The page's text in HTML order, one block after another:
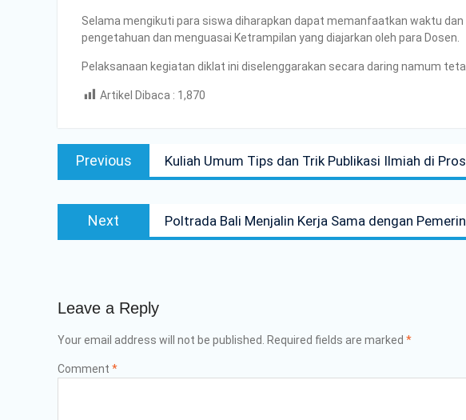
Selama mengikuti para siswa diharapkan dapat memanfaatkan waktu
pengetahuan dan menguasai Ketrampilan yang diajarkan oleh para Dosen.
Pelaksanaan kegiatan diklat ini diselenggarakan secara daring namum
Artikel Dibaca : 1,870
Post
navigation
Previous
post:
Kuliah Umum Tips dan Trik Publikasi Ilmiah di
Next
post:
Poltrada Bali Menjalin Kerja Sama dengan
Leave a Reply
Your email address will not be published. Required fields are marked *
Comment *